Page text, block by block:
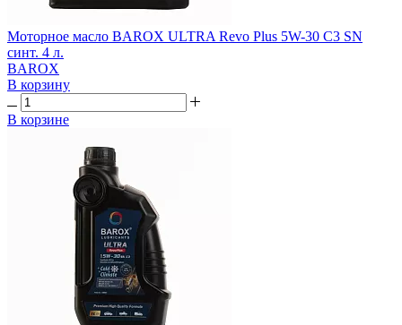
Моторное масло BAROX ULTRA Revo Plus 5W-30 C3 SN
синт. 4 л.
BAROX
В корзину
В корзине